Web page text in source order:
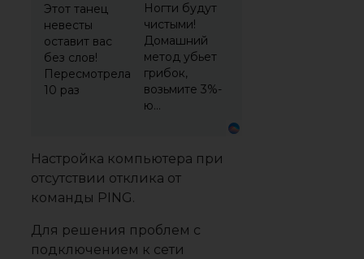
Этот танец
невесты
оставит вас
без слов!
Пересмотрела
10 раз
Ногти будут
чистыми!
Домашний
метод убьет
грибок,
возьмите 3%-
ю…
Настройка компьютера при
отсутствии отклика от
команды PING.
Для решения проблем с
подключением к сети